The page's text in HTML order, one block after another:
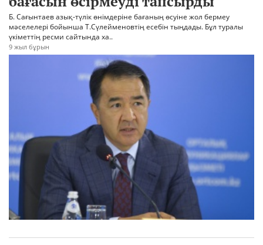
Б. Сағынтаев азық-түлік өнімдеріне бағаның өсуіне жол бермеу
мәселелері бойынша Т.Сүлейменовтің есебін тыңдады. Бұл туралы
үкіметтің ресми сайтында ха..
9 жыл бұрын